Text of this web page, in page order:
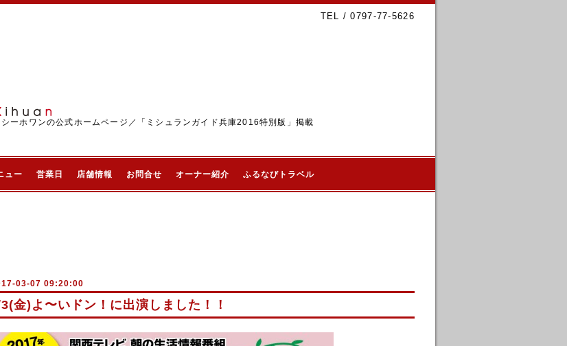
TEL / 0797-77-5626
ーホワンの公式ホームページ／「ミシュランガイド兵庫2016特別版」掲載
ュー 営業日 店舗情報 お問合せ オーナー紹介 ふるなびトラベル
03-07 09:20:00
金)よ〜いドン！に出演しました！！